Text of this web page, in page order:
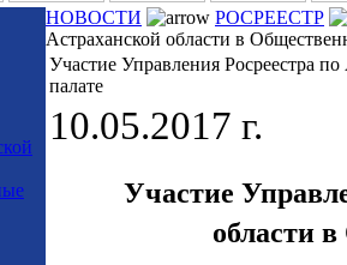
НОВОСТИ
РОСРЕЕСТР
Астраханской области в
Участие Управления Росреестра
палате
10.05.2017 г.
Участие
области